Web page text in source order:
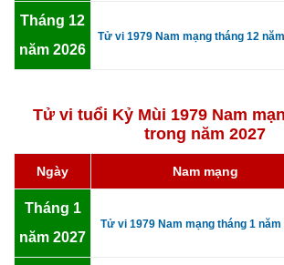
Tháng 12
năm 2026
Tử vi 1979 Nam mạng tháng 12
Tử vi tuổi Kỷ Mùi 1979 Nam
trong năm 2027
Ngày Nam mạng
Tháng 1
năm 2027
Tử vi 1979 Nam mạng tháng 1 năm